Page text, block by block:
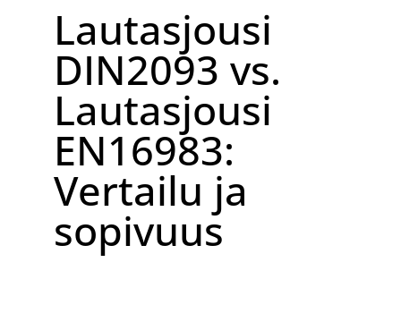
Lautasjousi
DIN2093 vs.
Lautasjousi
EN16983:
Vertailu ja
sopivuus